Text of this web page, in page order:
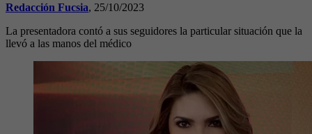
Redacción Fucsia, 25/10/2023
La presentadora contó a sus seguidores la particular situación que la
llevó a las manos del médico